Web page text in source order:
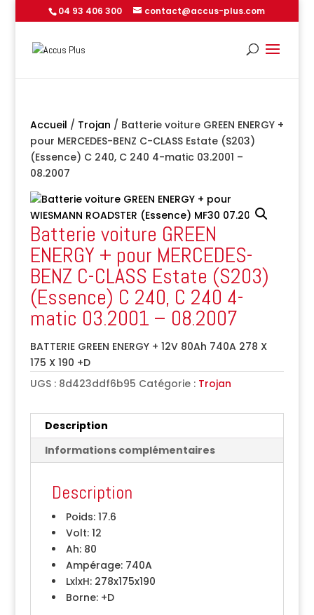
04 93 406 300 contact@accus-plus.com
Accueil / Trojan / Batterie voiture GREEN ENERGY +
pour MERCEDES-BENZ C-CLASS Estate (S203)
(Essence) C 240, C 240 4-matic 03.2001 –
08.2007
Batterie voiture GREEN
ENERGY + pour MERCEDES-
BENZ C-CLASS Estate (S203)
(Essence) C 240, C 240 4-
matic 03.2001 – 08.2007
BATTERIE GREEN ENERGY + 12V 80Ah 740A 278 X
175 X 190 +D
UGS : 8d423ddf6b95 Catégorie : Trojan
Description
Informations complémentaires
Description
Poids:17.6
Volt:12
Ah:80
Ampérage:740A
LxlxH:278x175x190
Borne:+D